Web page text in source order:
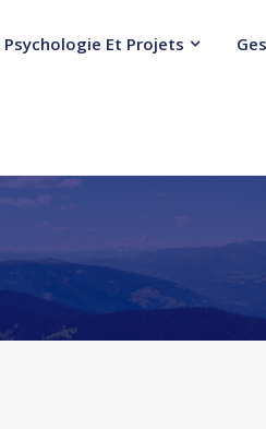
Psychologie Et Projets